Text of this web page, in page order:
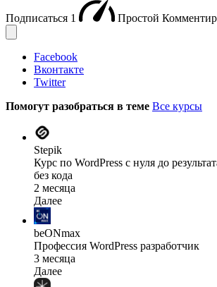
Подписаться 1 Простой
Facebook
Вконтакте
Twitter
Помогут разобраться в теме Все курсы
Stepik
Курс по WordPress с нуля до
без кода
2 месяца
Далее
beONmax
Профессия WordPress разработчик
3 месяца
Далее